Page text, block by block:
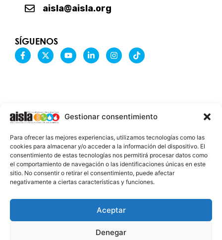
Gestionar consentimiento
Para ofrecer las mejores experiencias, utilizamos tecnologías como las
cookies para almacenar y/o acceder a la información del dispositivo. El
consentimiento de estas tecnologías nos permitirá procesar datos como
el comportamiento de navegación o las identificaciones únicas en este
sitio. No consentir o retirar el consentimiento, puede afectar
negativamente a ciertas características y funciones.
Aceptar
Denegar
aisla@aisla.org
SÍGUENOS
F
a
c
-
f
X
-
t
r
Y
o
u
L
i
n
-
i
I
n
s
m
T
i
k
INFORMACIÓN LEGAL
AVISO LEGAL
PROTECCIÓN DE DATOS
POLÍTICA DE COOKIES